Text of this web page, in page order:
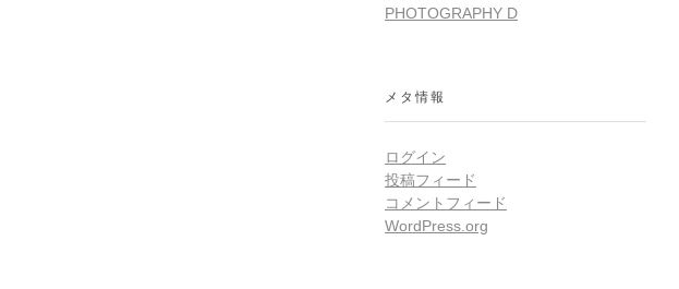
PHOTOGRAPHY D
メタ情報
ログイン
投稿フィード
コメントフィード
WordPress.org